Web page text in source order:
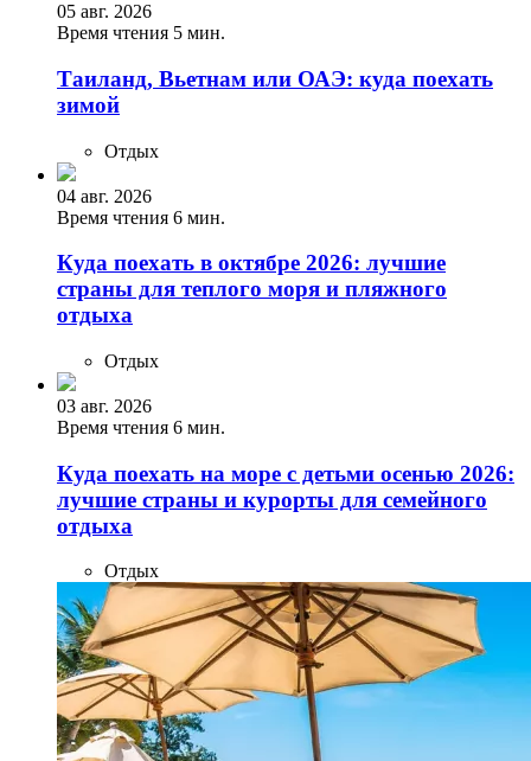
05 авг. 2026
Время чтения 5 мин.
Таиланд, Вьетнам или ОАЭ: куда поехать
зимой
Отдых
04 авг. 2026
Время чтения 6 мин.
Куда поехать в октябре 2026: лучшие
страны для теплого моря и пляжного
отдыха
Отдых
03 авг. 2026
Время чтения 6 мин.
Куда поехать на море с детьми осенью 2026:
лучшие страны и курорты для семейного
отдыха
Отдых